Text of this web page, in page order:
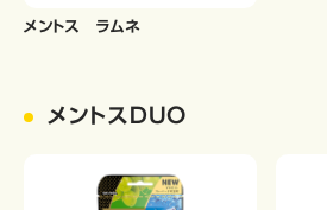
メントス ラムネ
メントスDUO